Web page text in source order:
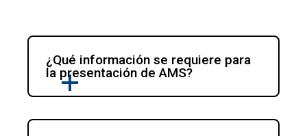
¿Qué información se requiere para
la presentación de AMS?